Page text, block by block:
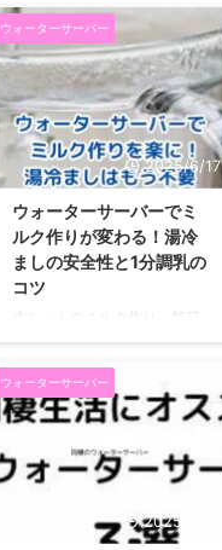
おうちのお水を「ウォーター
サーバー」にするか、手軽な
「ブリタ」にするか、比較し
て悩んでいませんか？ この記
事では、どっちにもあるメリ
ット・デメリットを整理しま
す。料金や使いやすさはもち
ろん、「ブリタは体に悪
い？」なんていう気になる安
全性まで、あらゆる角度から
徹底的に比較していきます。
この記事を読み終わる頃に
は、あなたの暮らしにピッタ
の「お水ライフ」を見つけに
いきましょう！ ウ ...
ウォーターサーバー
2025/6/17
ウォーターサーバーでミ
ルク作りが変わる！湯冷
ましの安全性と1分調乳の
コツ
赤ちゃんのミルク作り、毎日
沸かして冷ます「湯冷まし」
の準備は、眠たい夜中や赤ち
ゃんが泣いている時には本当
「ウォーターサーバーがあれ
ばミルク作りが劇的に楽にな
せんか？ ボタンひとつでお湯
ウォーターサーバー
2025/6/16